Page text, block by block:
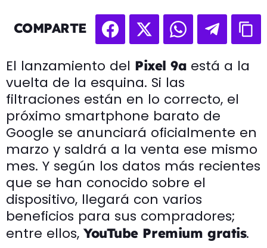
COMPARTE
El lanzamiento del Pixel 9a está a la
vuelta de la esquina. Si las
filtraciones están en lo correcto, el
próximo smartphone barato de
Google se anunciará oficialmente en
marzo y saldrá a la venta ese mismo
mes. Y según los datos más recientes
que se han conocido sobre el
dispositivo, llegará con varios
beneficios para sus compradores;
entre ellos, YouTube Premium gratis.